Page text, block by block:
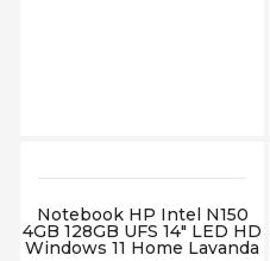
Notebook HP Intel N150
4GB 128GB UFS 14" LED HD
Windows 11 Home Lavanda